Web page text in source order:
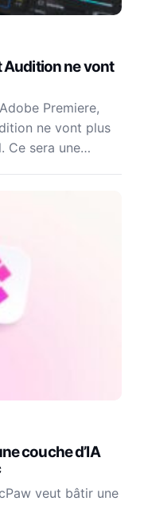
Audition ne vont
Premiere,
ne vont plus
Ce sera une…
couche d’IA
veut bâtir une